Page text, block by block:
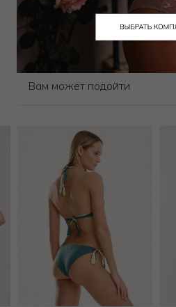
16 000₽ 9 350 ₽
Вам может подойти